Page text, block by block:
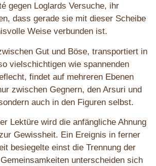
gegen Loglards Versuche, ihr
dass gerade sie mit dieser Scheibe
Weise verbunden ist.
Gut und Böse, transportiert in
vielschichtigen wie spannenden
findet auf mehreren Ebenen
zwischen Gegnern, den Arsuri und
auch in den Figuren selbst.
Lektüre wird die anfängliche Ahnung
Gewissheit. Ein Ereignis in ferner
besiegelte einst die Trennung der
unterscheiden sich